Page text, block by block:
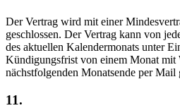
Der Vertrag wird mit einer
geschlossen. Der Vertrag kann von
des aktuellen Kalendermonats unter
Kündigungsfrist von einem Monat mit
nächstfolgenden Monatsende per
11.